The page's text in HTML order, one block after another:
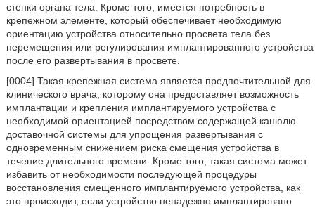
стенки органа тела. Кроме того, имеется потребность в
крепежном элементе, который обеспечивает необходимую
ориентацию устройства относительно просвета тела без
перемещения или регулирования имплантированного устройства
после его развертывания в просвете.
[0004] Такая крепежная система является предпочтительной для
клинического врача, которому она предоставляет возможность
имплантации и крепления имплантируемого устройства с
необходимой ориентацией посредством содержащей канюлю
доставочной системы для упрощения развертывания с
одновременным снижением риска смещения устройства в
течение длительного времени. Кроме того, такая система может
избавить от необходимости последующей процедуры
восстановления смещенного имплантируемого устройства, как
это происходит, если устройство ненадежно имплантировано